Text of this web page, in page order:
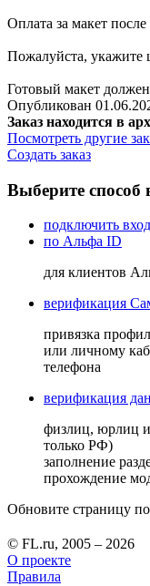
Оплата за макет
Пожалуйста, укажите
Готовый макет
Опубликован
Заказ находится в
Посмотреть другие
Создать заказ
Выберите способ
подключить
по Альфа ID
для клиентов
верификация
привязка
или личному
телефона
верификация
физлиц, юрлиц
только РФ)
заполнение
прохождение
Обновите страницу
© FL.ru, 2005 – 2026
О проекте
Правила